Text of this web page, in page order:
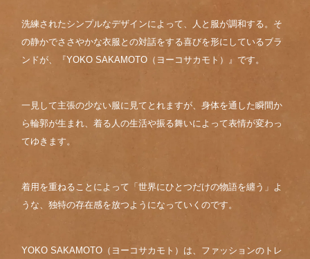
洗練されたシンプルなデザインによって、人と服が調和する。そ
の静かでささやかな衣服との対話をする喜びを形にしているブラ
ンドが、『YOKO SAKAMOTO（ヨーコサカモト）』です。
一見して主張の少ない服に見てとれますが、身体を通した瞬間か
ら輪郭が生まれ、着る人の生活や振る舞いによって表情が変わっ
てゆきます。
着用を重ねることによって「世界にひとつだけの物語を纏う」よ
うな、独特の存在感を放つようになっていくのです。
YOKO SAKAMOTO（ヨーコサカモト）は、ファッションのトレ